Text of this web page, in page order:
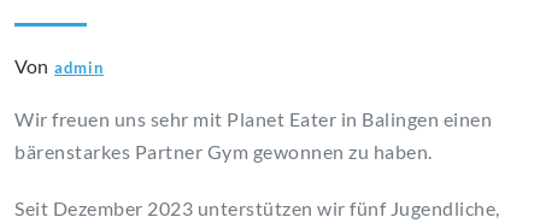
Von admin
Wir freuen uns sehr mit Planet Eater in Balingen einen
bärenstarkes Partner Gym gewonnen zu haben.
Seit Dezember 2023 unterstützen wir fünf Jugendliche,